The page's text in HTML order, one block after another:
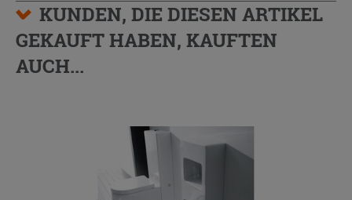
KUNDEN, DIE DIESEN ARTIKEL
GEKAUFT HABEN, KAUFTEN
AUCH...